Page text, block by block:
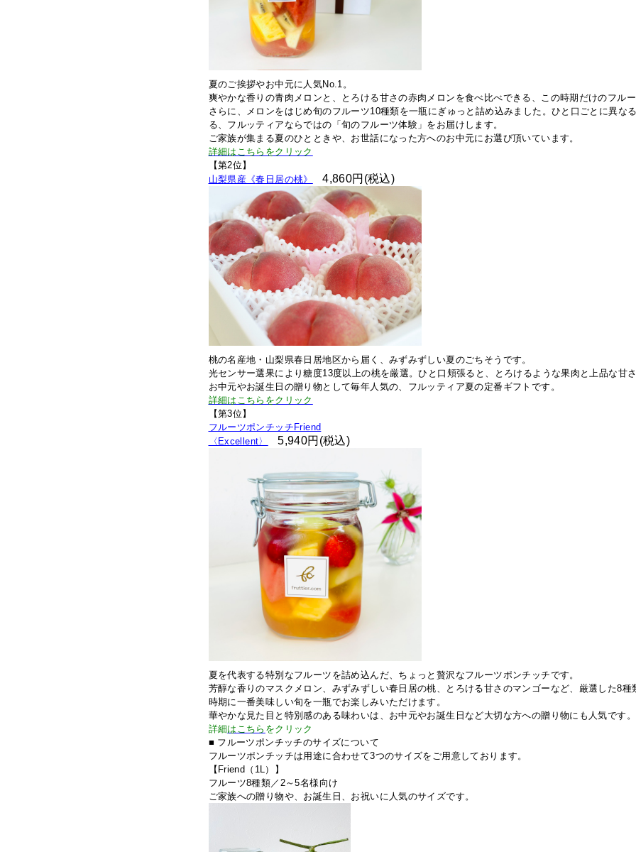
夏のご挨拶やお中元に人気No.1。
爽やかな香りの青肉メロンと、とろける甘さの赤肉メロンを食べ比べできる、この時期だけのフルー
さらに、メロンをはじめ旬のフルーツ10種類を一瓶にぎゅっと詰め込みました。ひと口ごとに異な
る、フルッティアならではの「旬のフルーツ体験」をお届けします。
ご家族が集まる夏のひとときや、お世話になった方へのお中元にお選び頂いています。
詳細はこちらをクリック
【第2位】
山梨県産《春日居の桃》 4,860円(税込)
桃の名産地・山梨県春日居地区から届く、みずみずしい夏のごちそうです。
光センサー選果により糖度13度以上の桃を厳選。ひと口頬張ると、とろけるような果肉と上品な甘さ
お中元やお誕生日の贈り物として毎年人気の、フルッティア夏の定番ギフトです。
詳細はこちらをクリック
【第3位】
フルーツポンチッチFriend
〈Excellent〉
5,940円(税込)
夏を代表する特別なフルーツを詰め込んだ、ちょっと贅沢なフルーツポンチッチです。
芳醇な香りのマスクメロン、みずみずしい春日居の桃、とろける甘さのマンゴーなど、厳選した8種
時期に一番美味しい旬を一瓶でお楽しみいただけます。
華やかな見た目と特別感のある味わいは、お中元やお誕生日など大切な方への贈り物にも人気です。
詳細はこちら をクリック
■ フルーツポンチッチのサイズについて
フルーツポンチッチは用途に合わせて3つのサイズをご用意しております。
【Friend（1L）】
フルーツ8種類／ 2～5名様向け
ご家族への贈り物や、お誕生日、お祝いに人気のサイズです。